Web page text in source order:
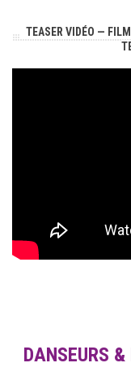
TEASER VIDÉO —
DANSEURS &